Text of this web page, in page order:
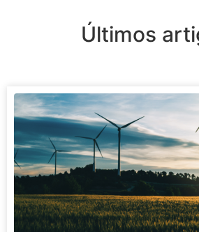
Últimos